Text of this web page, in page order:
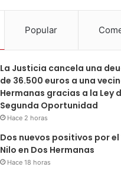
Popular
La Justicia cancela una
de 36.500 euros a una
Hermanas gracias a la Ley
Segunda Oportunidad
Hace 2 horas
Dos nuevos positivos por el
Nilo en Dos Hermanas
Hace 18 horas